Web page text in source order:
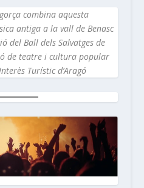
combina aquesta
antiga a la vall de Benasc
del Ball dels Salvatges de
de teatre i cultura popular
Turístic d’Aragó